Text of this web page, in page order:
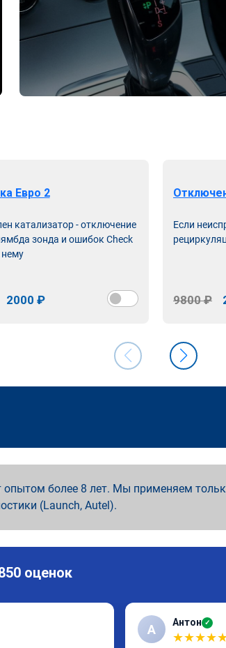
Евро 2
катализатор - отключение
зонда и ошибок Check
нему
2000 ₽
Если
9800 ₽
более 8 лет. Мы применяем
(Launch, Autel).
оценок
А Антон ✓
★★★★